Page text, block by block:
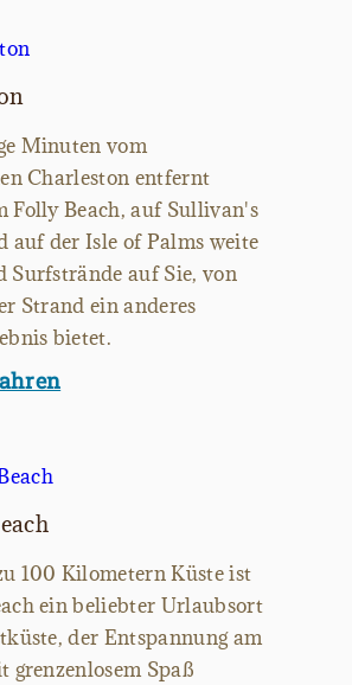
Minuten vom
Charleston entfernt
Folly Beach, auf Sullivan's
auf der Isle of Palms weite
Surfstrände auf Sie, von
Strand ein anderes
bietet.
100 Kilometern Küste ist
ein beliebter Urlaubsort
der Entspannung am
grenzenlosem Spaß